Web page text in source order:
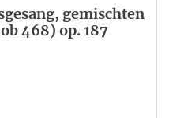
gemischten
468) op. 187